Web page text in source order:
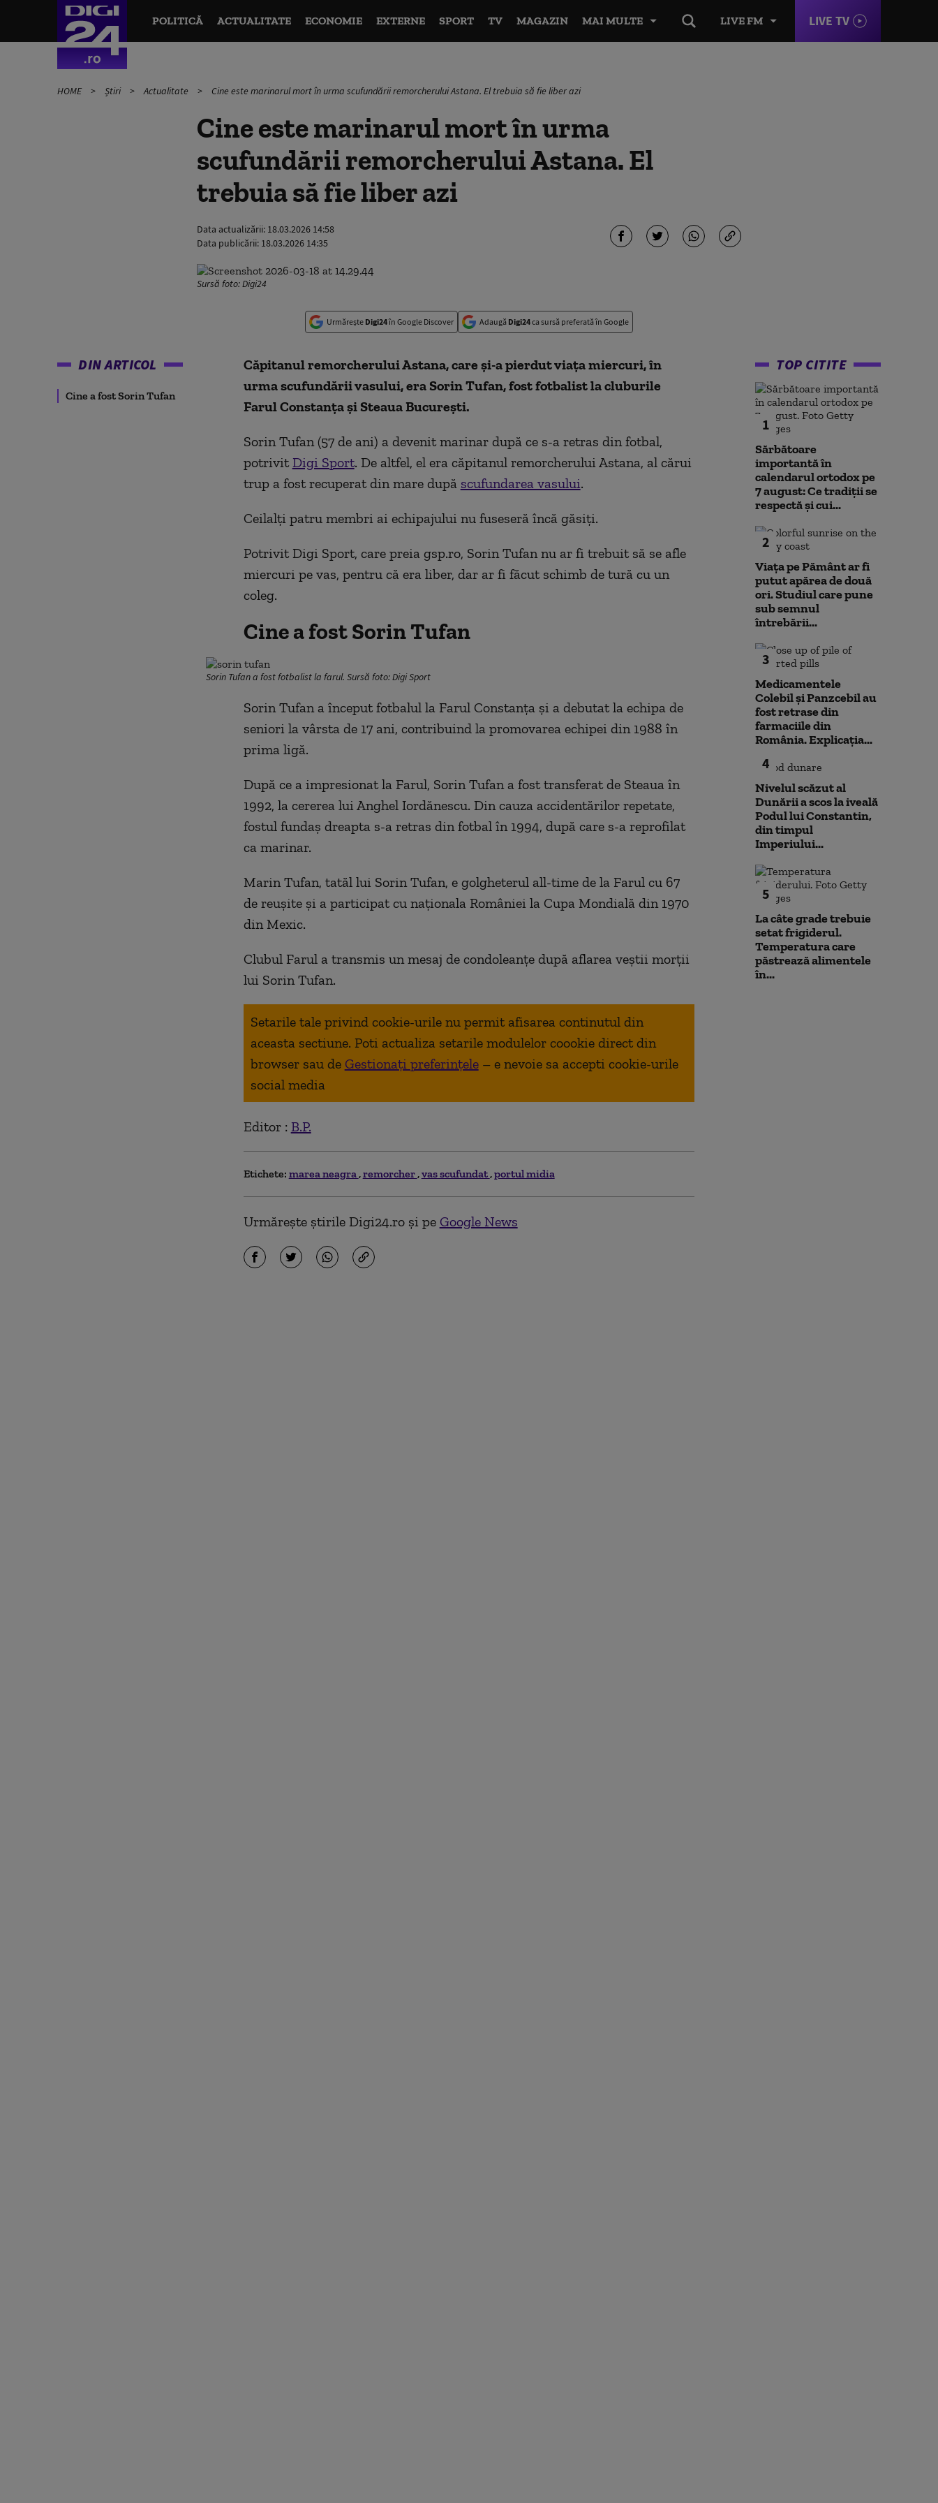
LIVE FM LIVE TV
POLITICĂ ACTUALITATE ECONOMIE EXTERNE SPORT TV MAGAZIN MAI MULTE
HOME Știri Actualitate Cine este marinarul mort în urma scufundării remorcherului Astana. El trebuia să fie liber azi
Cine este marinarul mort în urma
scufundării remorcherului Astana. El
trebuia să fie liber azi
Data actualizării: 18.03.2026 14:58
Data publicării: 18.03.2026 14:35
Sursă foto: Digi24
Urmărește Digi24în Google Discover Adaugă Digi24ca sursă preferată în Google
DIN ARTICOL
Cine a fost Sorin Tufan
Căpitanul remorcherului Astana, care și-a pierdut viața miercuri, în
urma scufundării vasului, era Sorin Tufan, fost fotbalist la cluburile
Farul Constanța și Steaua București.
Sorin Tufan (57 de ani) a devenit marinar după ce s-a retras din fotbal,
potrivit Digi Sport. De altfel, el era căpitanul remorcherului Astana, al cărui
trup a fost recuperat din mare după scufundarea vasului.
Ceilalți patru membri ai echipajului nu fuseseră încă găsiți.
Potrivit Digi Sport, care preia gsp.ro, Sorin Tufan nu ar fi trebuit să se afle
miercuri pe vas, pentru că era liber, dar ar fi făcut schimb de tură cu un
coleg.
Cine a fost Sorin Tufan
Sorin Tufan a fost fotbalist la farul. Sursă foto: Digi Sport
Sorin Tufan a început fotbalul la Farul Constanța și a debutat la echipa de
seniori la vârsta de 17 ani, contribuind la promovarea echipei din 1988 în
prima ligă.
După ce a impresionat la Farul, Sorin Tufan a fost transferat de Steaua în
1992, la cererea lui Anghel Iordănescu. Din cauza accidentărilor repetate,
fostul fundaș dreapta s-a retras din fotbal în 1994, după care s-a reprofilat
ca marinar.
Marin Tufan, tatăl lui Sorin Tufan, e golgheterul all-time de la Farul cu 67
de reușite și a participat cu naționala României la Cupa Mondială din 1970
din Mexic.
Clubul Farul a transmis un mesaj de condoleanțe după aflarea veștii morții
lui Sorin Tufan.
Setarile tale privind cookie-urile nu permit afisarea continutul din
aceasta sectiune. Poti actualiza setarile modulelor coookie direct din
browser sau de Gestionați preferințele – e nevoie sa accepti cookie-urile
social media
Editor : B.P.
Etichete: marea neagra remorcher vas scufundat portul midia
Urmărește știrile Digi24.ro și pe Google News
TOP CITITE
1
Sărbătoare
importantă în
calendarul ortodox pe
7 august: Ce tradiții se
respectă și cui...
2
Viața pe Pământ ar fi
putut apărea de două
ori. Studiul care pune
sub semnul
întrebării...
3
Medicamentele
Colebil și Panzcebil au
fost retrase din
farmaciile din
România. Explicația...
4
Nivelul scăzut al
Dunării a scos la iveală
Podul lui Constantin,
din timpul
Imperiului...
5
La câte grade trebuie
setat frigiderul.
Temperatura care
păstrează alimentele
în...